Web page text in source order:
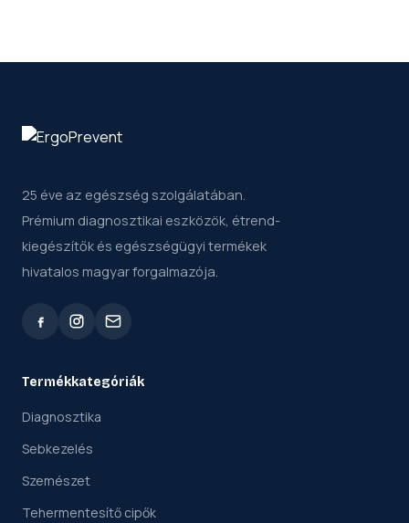
25 éve az egészség szolgálatában.
Prémium diagnosztikai eszközök, étrend-
kiegészítők és egészségügyi termékek
hivatalos magyar forgalmazója.
Termékkategóriák
Diagnosztika
Sebkezelés
Szemészet
Tehermentesítő cipők